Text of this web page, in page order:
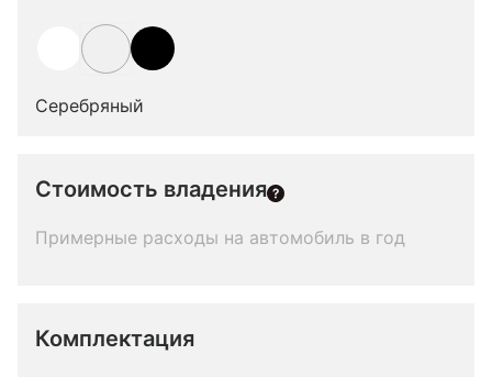
Серебряный
Стоимость владения
Примерные расходы на автомобиль в год
Комплектация